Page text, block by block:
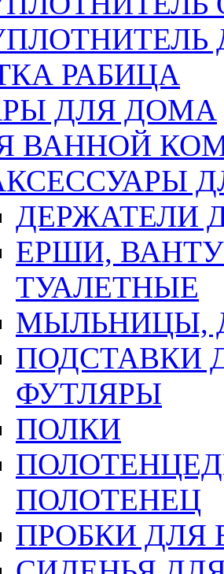
РАБИЦА
ДЛЯ ДОМА
ВАННОЙ
ДЕРЖАТЕЛИ
ЕРШИ,
ТУАЛЕТНЫЕ
МЫЛЬНИЦЫ,
ПОДСТАВКИ
ФУТЛЯРЫ
ПОЛКИ
ПОЛОТЕНЕЦ
ПРОБКИ ДЛЯ